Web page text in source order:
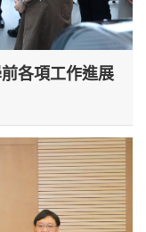
各項工作進展